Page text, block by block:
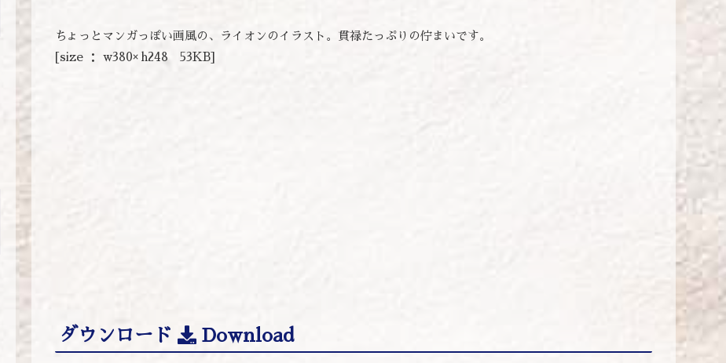
ちょっとマンガっぽい画風の、ライオンのイラスト。貫禄たっぷりの佇まいです。
[size ： w380× h248 53KB]
ダウンロード Download